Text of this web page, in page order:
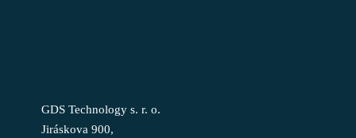
GDS Technology s. r. o.
Jiráskova 900,